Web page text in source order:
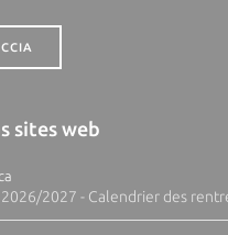
sites web
2027 - Calendrier des